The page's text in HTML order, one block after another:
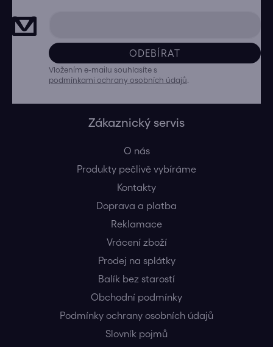
ODEBÍRAT
Vložením e-mailu souhlasíte s
podmínkami ochrany osobních údajů.
Zákaznický servis
O nás
Produkty pečlivě vybíráme
Kontakty
Doprava a platba
Reklamace
Vrácení zboží
Prodej na splátky
Balík bez starostí
Obchodní podmínky
Podmínky ochrany osobních údajů
Slovník pojmů